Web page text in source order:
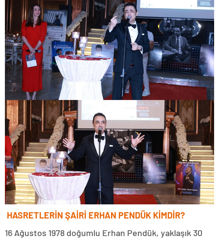
HASRETLERİN ŞAİRİ ERHAN PENDÜK KİMDİR?
16 Ağustos 1978 doğumlu Erhan Pendük, yaklaşık 30